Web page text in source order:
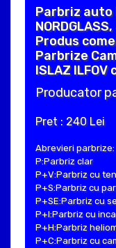
Parbriz auto
Produs
Parbrize
ISLAZ
Producator
Pret : 240 Lei
Abrevieri parbrize:
P:Parbriz clar
P+V:Parbriz cu
P+S:Parbriz cu
P+SE:Parbriz cu
P+I:Parbriz cu
P+H:Parbriz
P+C:Parbriz cu